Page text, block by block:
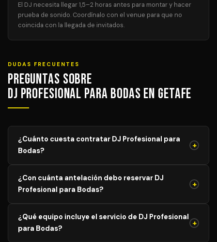
El DJ necesita llegar 1,5–2 horas antes para montar y hacer
prueba de sonido. Coordínalo con el venue para que no
coincida con la llegada de invitados.
DUDAS FRECUENTES
Preguntas sobre
DJ Profesional para Bodas en Getafe
¿Cuánto cuesta contratar DJ Profesional para
Bodas?
+
aforo, duración y equipamiento necesario. Los precios
mostrados son orientativos; solicita tu presupuesto
DJs verificados en menos de 24 horas.
¿Con cuánta antelación debo reservar DJ
Profesional para Bodas?
+
recomendamos reservar con al menos 4–8 semanas de
antelación para eventos generales. Para bodas y
¿Qué equipo incluye el servicio de DJ Profesional
para Bodas?
+